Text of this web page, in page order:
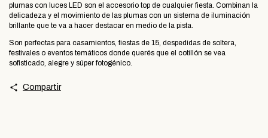
plumas con luces LED son el accesorio top de cualquier fiesta. Combinan la
delicadeza y el movimiento de las plumas con un sistema de iluminación
brillante que te va a hacer destacar en medio de la pista.
​Son perfectas para casamientos, fiestas de 15, despedidas de soltera,
festivales o eventos temáticos donde querés que el cotillón se vea
sofisticado, alegre y súper fotogénico.
Compartir